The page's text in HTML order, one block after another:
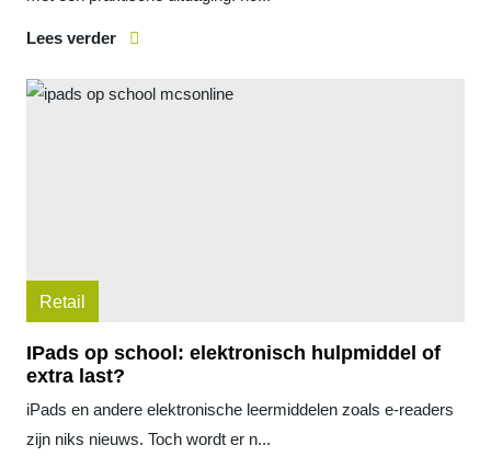
Lees verder
Retail
IPads op school: elektronisch hulpmiddel of
extra last?
iPads en andere elektronische leermiddelen zoals e-readers
zijn niks nieuws. Toch wordt er n...